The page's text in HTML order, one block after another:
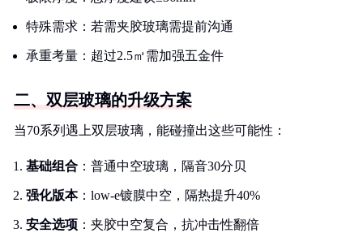
特殊需求：若需夹胶玻璃需提前沟通
承重考量：超过2.5㎡需加强五金件
二、双层玻璃的升级方案
当70系列遇上双层玻璃，能碰撞出这些可能性：
基础组合 ：普通中空玻璃，隔音30分贝
强化版本：low-e镀膜中空，隔热提升40%
安全选项 ：夹胶中空复合，抗冲击性翻倍